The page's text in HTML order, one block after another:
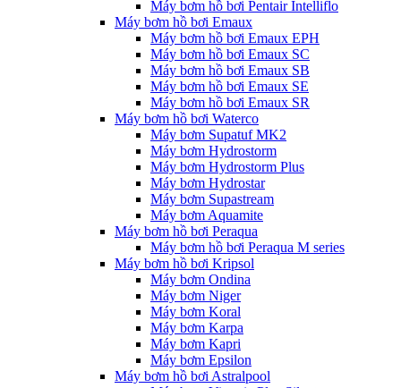
Máy bơm hồ bơi Pentair Intelliflo
Máy bơm hồ bơi Emaux
Máy bơm hồ bơi Emaux EPH
Máy bơm hồ bơi Emaux SC
Máy bơm hồ bơi Emaux SB
Máy bơm hồ bơi Emaux SE
Máy bơm hồ bơi Emaux SR
Máy bơm hồ bơi Waterco
Máy bơm Supatuf MK2
Máy bơm Hydrostorm
Máy bơm Hydrostorm Plus
Máy bơm Hydrostar
Máy bơm Supastream
Máy bơm Aquamite
Máy bơm hồ bơi Peraqua
Máy bơm hồ bơi Peraqua M series
Máy bơm hồ bơi Kripsol
Máy bơm Ondina
Máy bơm Niger
Máy bơm Koral
Máy bơm Karpa
Máy bơm Kapri
Máy bơm Epsilon
Máy bơm hồ bơi Astralpool